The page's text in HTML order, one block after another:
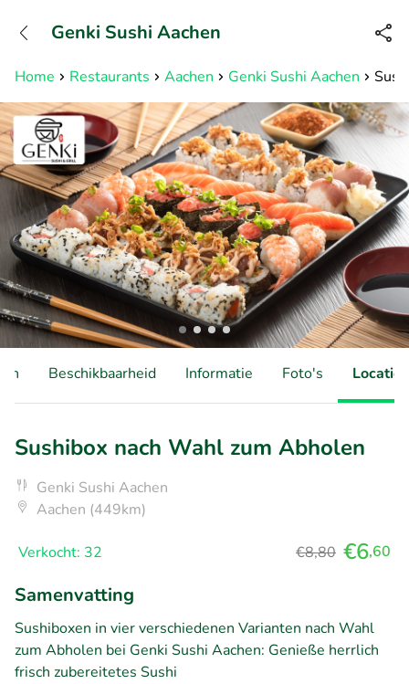
Bereikbaar tot 23:00 uur
Home Restaurants Aachen Genki Sushi Aachen
Genki Sushi Aachen
Beschikbaarheid Informatie Foto's Locatie
Sushibox nach Wahl zum Abholen
Genki Sushi Aachen
Aachen (449km)
Verkocht: 32 €8,80 €6,60
Samenvatting
Sushiboxen in vier verschiedenen Varianten nach Wahl
zum Abholen bei Genki Sushi Aachen: Genieße herrlich
frisch zubereitetes Sushi